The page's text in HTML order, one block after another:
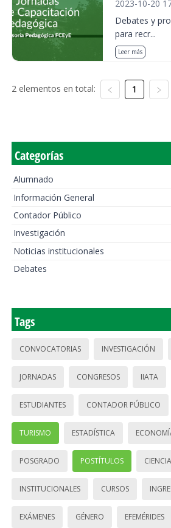
2023-10-20
Debates y
para recr...
Leer más
2 elementos en total: 1
Categorías
Alumnado
Información General
Contador Público
Investigación
Noticias institucionales
Debates
Tags
CONVOCATORIAS INVESTIGACIÓN
JORNADAS CONGRESOS IIATA
ESTUDIANTES CONTADOR PÚBLICO
TURISMO ESTADÍSTICA
POSGRADO POSTÍTULOS
INSTITUCIONALES CURSOS
EXÁMENES GÉNERO EFEMÉRIDES